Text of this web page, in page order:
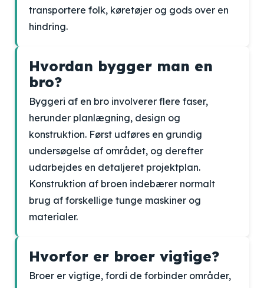
transportere folk, køretøjer og gods over en
hindring.
Hvordan bygger man en
bro?
Byggeri af en bro involverer flere faser,
herunder planlægning, design og
konstruktion. Først udføres en grundig
undersøgelse af området, og derefter
udarbejdes en detaljeret projektplan.
Konstruktion af broen indebærer normalt
brug af forskellige tunge maskiner og
materialer.
Hvorfor er broer vigtige?
Broer er vigtige, fordi de forbinder områder,